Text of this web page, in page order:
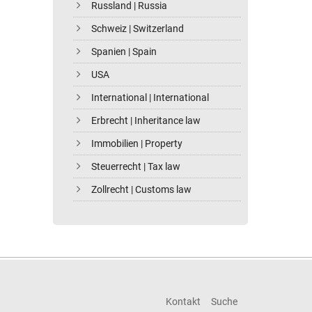
Russland | Russia
Schweiz | Switzerland
Spanien | Spain
USA
International | International
Erbrecht | Inheritance law
Immobilien | Property
Steuerrecht | Tax law
Zollrecht | Customs law
Kontakt Suche